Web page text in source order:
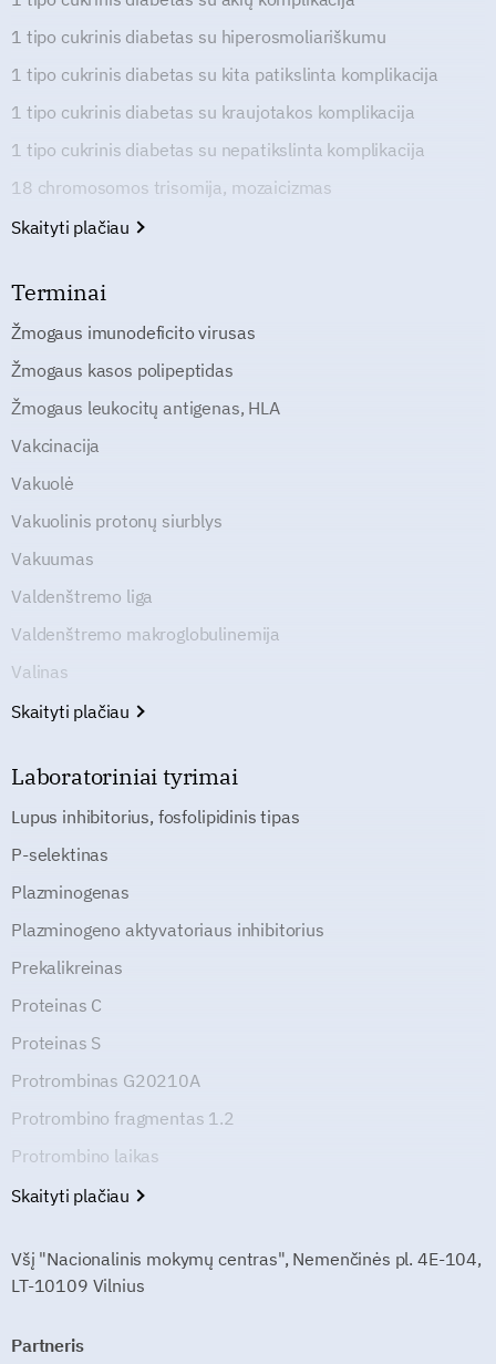
1 tipo cukrinis diabetas su hiperosmoliariškumu
1 tipo cukrinis diabetas su kita patikslinta komplikacija
1 tipo cukrinis diabetas su kraujotakos komplikacija
1 tipo cukrinis diabetas su nepatikslinta komplikacija
18 chromosomos trisomija, mozaicizmas
Skaityti plačiau
Terminai
Žmogaus imunodeficito virusas
Žmogaus kasos polipeptidas
Žmogaus leukocitų antigenas, HLA
Vakcinacija
Vakuolė
Vakuolinis protonų siurblys
Vakuumas
Valdenštremo liga
Valdenštremo makroglobulinemija
Valinas
Skaityti plačiau
Laboratoriniai tyrimai
Lupus inhibitorius, fosfolipidinis tipas
P-selektinas
Plazminogenas
Plazminogeno aktyvatoriaus inhibitorius
Prekalikreinas
Proteinas C
Proteinas S
Protrombinas G20210A
Protrombino fragmentas 1.2
Protrombino laikas
Skaityti plačiau
Všį "Nacionalinis mokymų centras", Nemenčinės pl. 4E-104,
LT-10109 Vilnius
Partneris